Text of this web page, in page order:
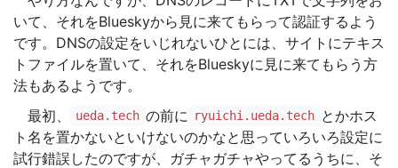
いて、それをBlueskyから見に来てもらって認証するよう
です。DNSの設定をいじれないひとには、サイトにテキス
トファイルを置いて、それをBlueskyに見に来てもらう方
法もあるようです。
最初、
ueda.tech の前に ryuichi.ueda.tech とかホス
ト名を置かないといけないのかなと思っていろいろ設定に
試行錯誤したのですが、ガチャガチャやってるうちに、そ